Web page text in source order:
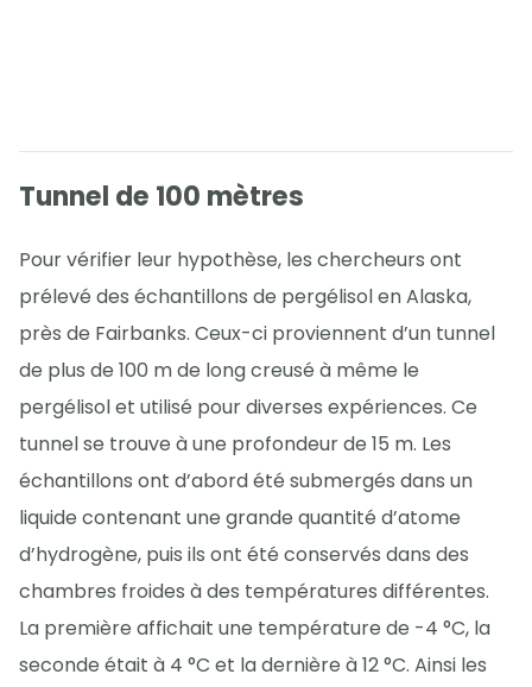
Tunnel de 100 mètres
Pour vérifier leur hypothèse, les chercheurs ont
prélevé des échantillons de pergélisol en Alaska,
près de Fairbanks. Ceux-ci proviennent d’un tunnel
de plus de 100 m de long creusé à même le
pergélisol et utilisé pour diverses expériences. Ce
tunnel se trouve à une profondeur de 15 m. Les
échantillons ont d’abord été submergés dans un
liquide contenant une grande quantité d’atome
d’hydrogène, puis ils ont été conservés dans des
chambres froides à des températures différentes.
La première affichait une température de -4 °C, la
seconde était à 4 °C et la dernière à 12 °C. Ainsi les